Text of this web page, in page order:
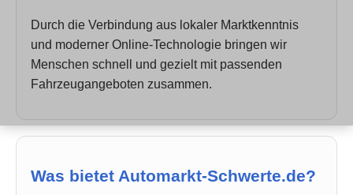
Durch die Verbindung aus lokaler Marktkenntnis
und moderner Online-Technologie bringen wir
Menschen schnell und gezielt mit passenden
Fahrzeugangeboten zusammen.
Was bietet Automarkt-Schwerte.de?